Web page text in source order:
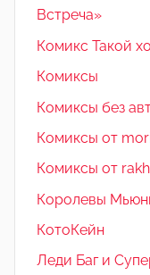
Встреча»
Комикс Такой
Комиксы
Комиксы без
Комиксы от
Комиксы от
Королевы
КотоКейн
Леди Баг и